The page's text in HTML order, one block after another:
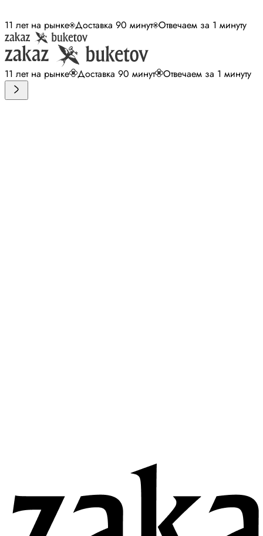
11 лет на рынке Доставка 90 минут Отвечаем за 1 минуту
11 лет на рынке Доставка 90 минут Отвечаем за 1 минуту